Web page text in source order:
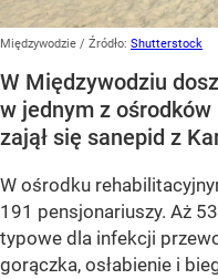
Międzywodzie / Źródło: Shutterstock
W Międzywodziu
w jednym z
zajął się sanepid z
W ośrodku
191 pensjonariuszy. Aż
typowe dla infekcji
gorączka, osłabienie i